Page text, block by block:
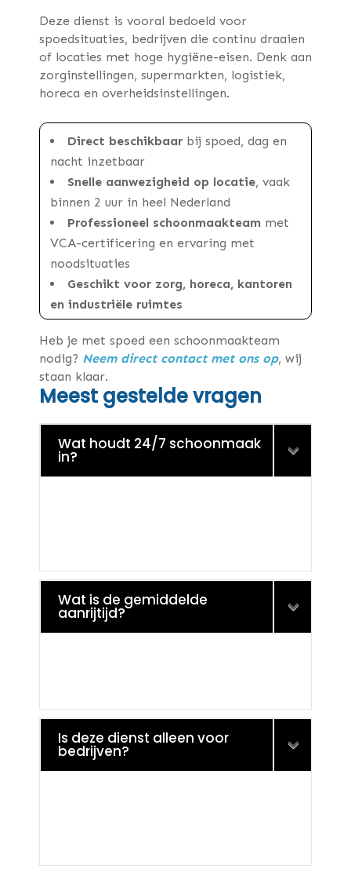
Deze dienst is vooral bedoeld voor
spoedsituaties, bedrijven die continu draaien
of locaties met hoge hygiëne-eisen. Denk aan
zorginstellingen, supermarkten, logistiek,
horeca en overheidsinstellingen.
Direct beschikbaarbij spoed, dag en
nacht inzetbaar
Snelle aanwezigheid op locatie, vaak
binnen 2 uur in heel Nederland
Professioneel schoonmaakteam met
VCA-certificering en ervaring met
noodsituaties
Geschikt voor zorg, horeca, kantoren
en industriële ruimtes
Heb je met spoed een schoonmaakteam
nodig? Neem direct contact met ons op, wij
staan klaar.
Meest gestelde vragen
Wat houdt 24/7 schoonmaak
in?
Wat is de gemiddelde
aanrijtijd?
Is deze dienst alleen voor
bedrijven?